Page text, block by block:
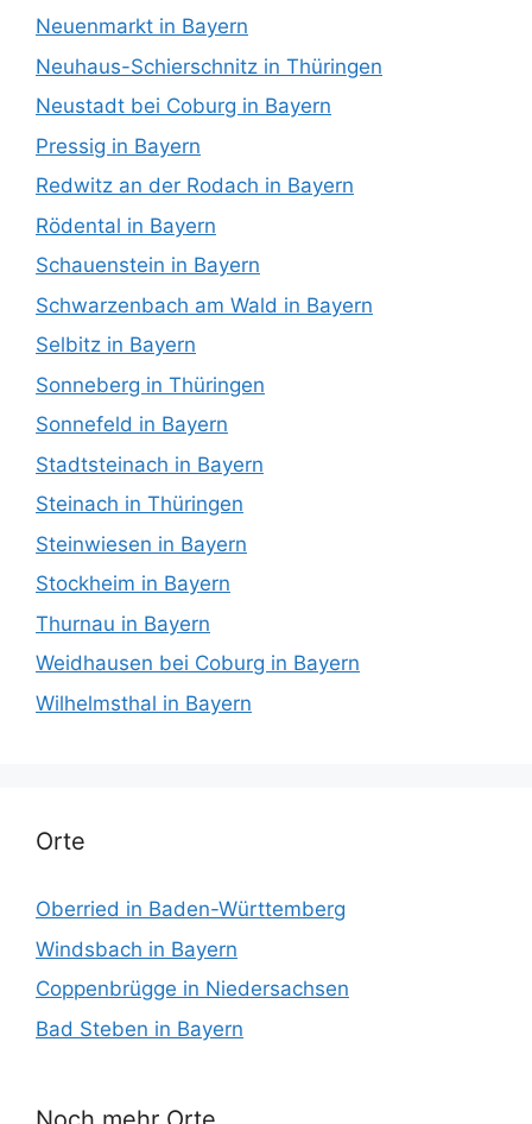
Neuenmarkt in Bayern
Neuhaus-Schierschnitz in Thüringen
Neustadt bei Coburg in Bayern
Pressig in Bayern
Redwitz an der Rodach in Bayern
Rödental in Bayern
Schauenstein in Bayern
Schwarzenbach am Wald in Bayern
Selbitz in Bayern
Sonneberg in Thüringen
Sonnefeld in Bayern
Stadtsteinach in Bayern
Steinach in Thüringen
Steinwiesen in Bayern
Stockheim in Bayern
Thurnau in Bayern
Weidhausen bei Coburg in Bayern
Wilhelmsthal in Bayern
Orte
Oberried in Baden-Württemberg
Windsbach in Bayern
Coppenbrügge in Niedersachsen
Bad Steben in Bayern